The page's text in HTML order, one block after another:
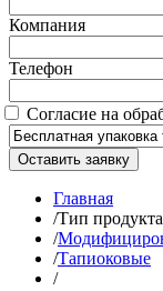
Компания
Телефон
Согласие на
Оставить заявку
Главная
/Тип продукта
/
/Тапиоковые
/